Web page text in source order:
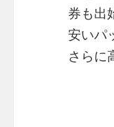
券も出
安いパ
さらに